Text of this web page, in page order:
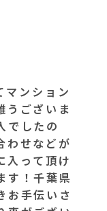
ンション
うございま
でしたの
わせなどが
入って頂け
す！千葉県
お手伝いさ